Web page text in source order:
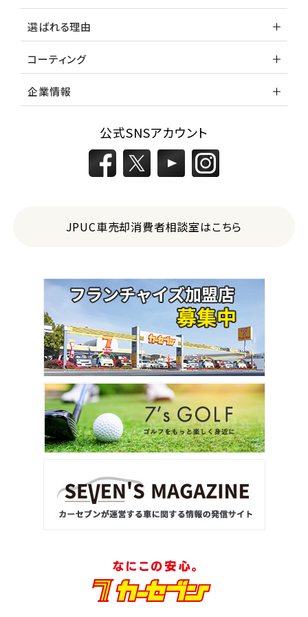
選ばれる理由
コーティング
企業情報
公式SNSアカウント
JPUC車売却消費者相談室はこちら